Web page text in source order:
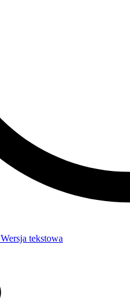
Wersja tekstowa